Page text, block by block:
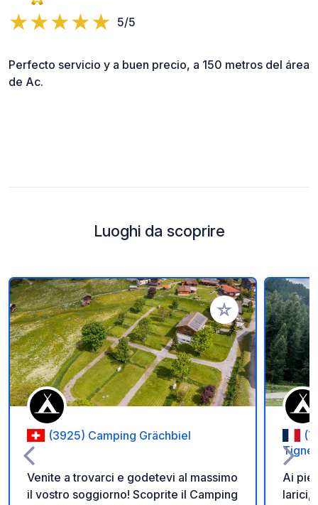
5/5
Perfecto servicio y a buen precio, a 150 metros del área
de Ac.
Luoghi da scoprire
Aggiungi ai tuoi
(3925) Camping Grächbiel
Venite a trovarci e godetevi al massimo
il vostro soggiorno! Scoprite il Camping
Ai
larici,